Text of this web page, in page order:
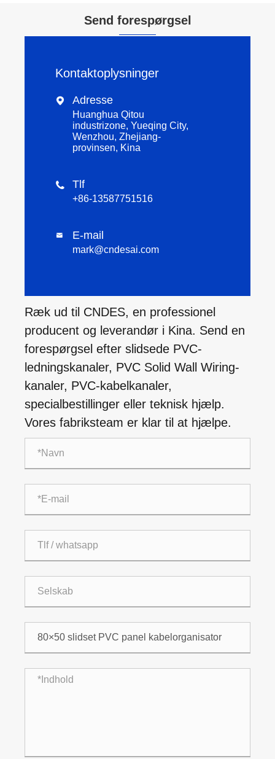
Send forespørgsel
Kontaktoplysninger
 Adresse
Huanghua Qitou
industrizone, Yueqing City,
Wenzhou, Zhejiang-
provinsen, Kina
 Tlf
+86-13587751516
 E-mail
mark@cndesai.com
Ræk ud til CNDES, en professionel
producent og leverandør i Kina. Send en
forespørgsel efter slidsede PVC-
ledningskanaler, PVC Solid Wall Wiring-
kanaler, PVC-kabelkanaler,
specialbestillinger eller teknisk hjælp.
Vores fabriksteam er klar til at hjælpe.